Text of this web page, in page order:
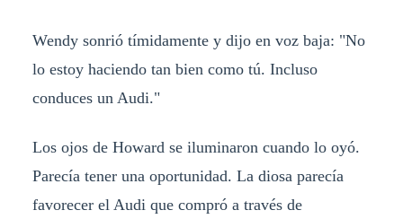
Wendy sonrió tímidamente y dijo en voz baja: "No
lo estoy haciendo tan bien como tú. Incluso
conduces un Audi."
Los ojos de Howard se iluminaron cuando lo oyó.
Parecía tener una oportunidad. La diosa parecía
favorecer el Audi que compró a través de